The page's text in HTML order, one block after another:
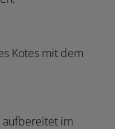
Kotes mit dem
aufbereitet im